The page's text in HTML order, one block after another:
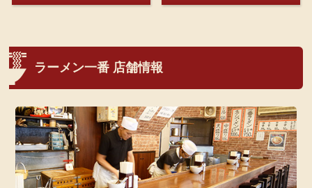
ラーメン一番 店舗情報